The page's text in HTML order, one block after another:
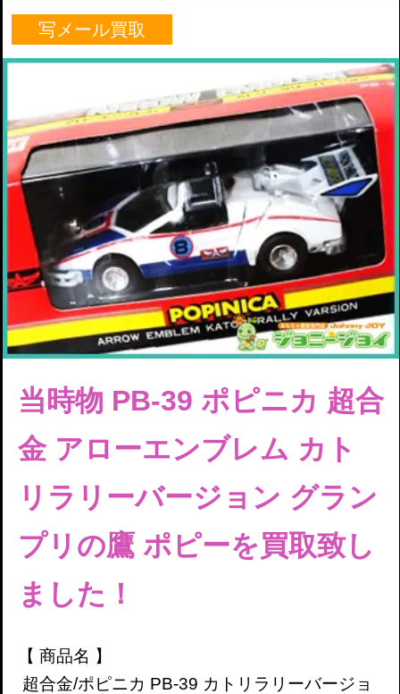
写メール買取
当時物 PB-39 ポピニカ 超合
金 アローエンブレム カト
リラリーバージョン グラン
プリの鷹 ポピーを買取致し
ました！
【 商品名 】
超合金/ポピニカ PB-39 カトリラリーバージョ